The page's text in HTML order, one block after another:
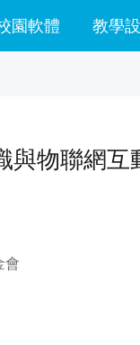
園軟體 教學
與物聯網互
會